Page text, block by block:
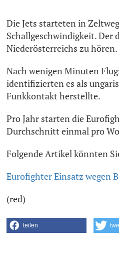
Die Jets starteten in
Schallgeschwindigkeit. Der
Niederösterreichs zu hören.
Nach wenigen Minuten
identifizierten es als
Funkkontakt herstellte.
Pro Jahr starten die
Durchschnitt einmal pro
Folgende Artikel könnten
Eurofighter Einsatz wegen
(red)
teilen